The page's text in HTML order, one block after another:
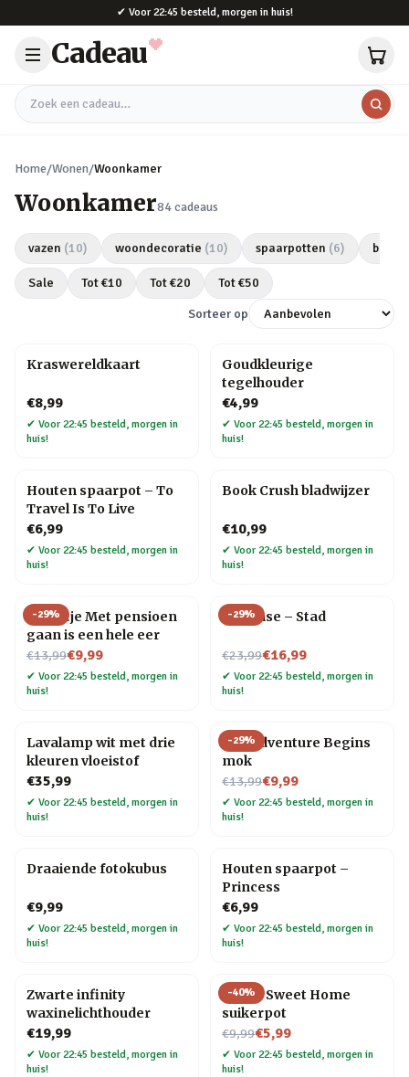
✔ Voor 22:45 besteld, morgen in huis!
Cadeau
Zoek een cadeau
Home/Wonen/Woonkamer
Woonkamer84cadeaus
vazen (10) woondecoratie (10) spaarpotten (6)
Sale Tot €10 Tot €20 Tot €50
Sorteer op
Kraswereldkaart
€8,99
✔ Voor 22:45 besteld, morgen in
huis!
Goudkleurige
tegelhouder
€4,99
✔ Voor 22:45 besteld, morgen in
huis!
Houten spaarpot – To
Travel Is To Live
€6,99
✔ Voor 22:45 besteld, morgen in
huis!
Book Crush bladwijzer
€10,99
✔ Voor 22:45 besteld, morgen in
huis!
-29%
Tegeltje Met pensioen
gaan is een hele eer
€13,99
Nu voor€9,99
✔ Voor 22:45 besteld, morgen in
huis!
-29%
Flip Vase – Stad
€23,99
Nu voor€16,99
✔ Voor 22:45 besteld, morgen in
huis!
Lavalamp wit met drie
kleuren vloeistof
€35,99
✔ Voor 22:45 besteld, morgen in
huis!
-29%
The Adventure Begins
mok
€13,99
Nu voor€9,99
✔ Voor 22:45 besteld, morgen in
huis!
Draaiende fotokubus
€9,99
✔ Voor 22:45 besteld, morgen in
huis!
Houten spaarpot –
Princess
€6,99
✔ Voor 22:45 besteld, morgen in
huis!
Zwarte infinity
waxinelichthouder
€19,99
✔ Voor 22:45 besteld, morgen in
huis!
-40%
Home Sweet Home
suikerpot
€9,99
Nu voor€5,99
✔ Voor 22:45 besteld, morgen in
huis!